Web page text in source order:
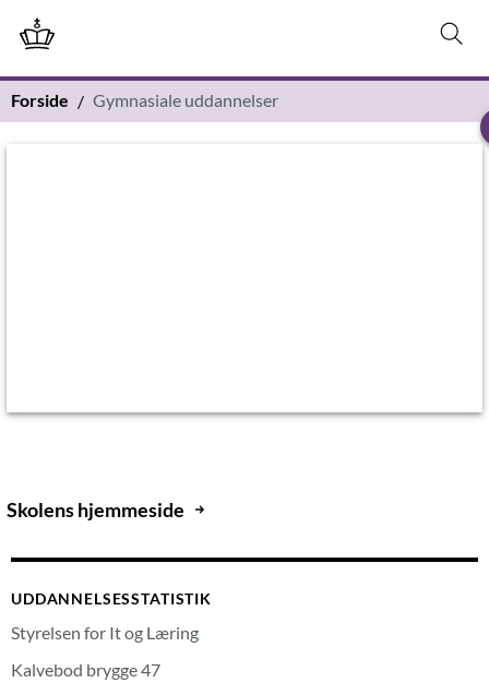
Forside Gymnasiale uddannelser
Skolens hjemmeside
UDDANNELSESSTATISTIK
Styrelsen for It og Læring
Kalvebod brygge 47